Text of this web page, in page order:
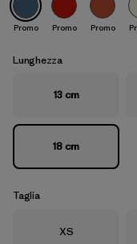
Climbing Stripe:
Promo Promo Promo
Lunghezza
13 cm
18 cm
Taglia
Taglia
XS